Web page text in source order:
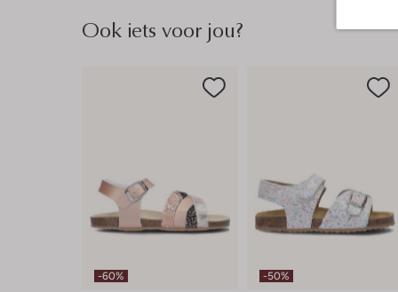
Ook iets voor jou?
-60% -50%